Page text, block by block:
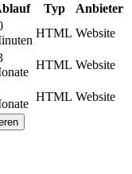
Typ
Anbieter
HTML Website
HTML Website
HTML Website